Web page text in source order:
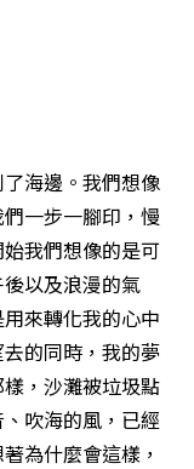
海邊。我們想像
一步一腳印，慢
我們想像的是可
以及浪漫的氣
來轉化我的心中
的同時，我的夢
，沙灘被垃圾點
吹海的風，已經
為什麼會這樣，